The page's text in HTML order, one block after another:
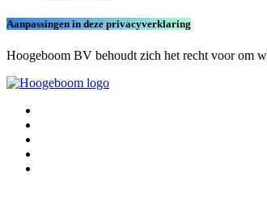
Aanpassingen in deze privacyverklaring
Hoogeboom BV behoudt zich het recht voor om